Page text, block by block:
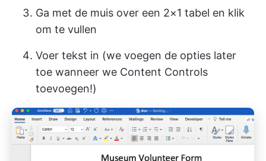
Ga met de muis over een 2×1 tabel en klik
om te vullen
Voer tekst in (we voegen de opties later
toe wanneer we Content Controls
toevoegen!)